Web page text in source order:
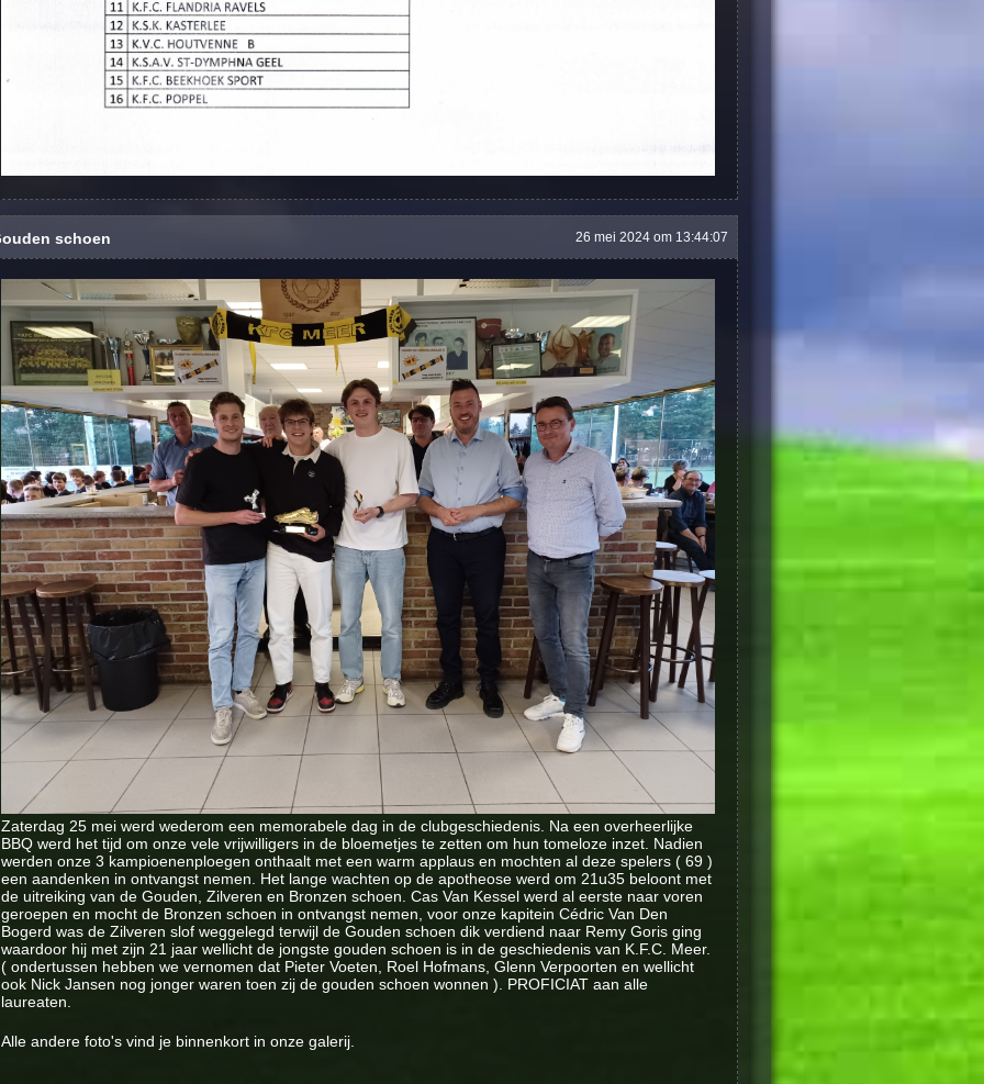
schoen 26 mei 2024 om 13:44:07
Zaterdag 25 mei werd wederom een memorabele dag in de clubgeschiedenis. Na een overheerlijke
BBQ werd het tijd om onze vele vrijwilligers in de bloemetjes te zetten om hun tomeloze inzet. Nadien
werden onze 3 kampioenenploegen onthaalt met een warm applaus en mochten al deze spelers ( 69 )
een aandenken in ontvangst nemen. Het lange wachten op de apotheose werd om 21u35 beloont met
de uitreiking van de Gouden, Zilveren en Bronzen schoen. Cas Van Kessel werd al eerste naar voren
geroepen en mocht de Bronzen schoen in ontvangst nemen, voor onze kapitein Cédric Van Den
Bogerd was de Zilveren slof weggelegd terwijl de Gouden schoen dik verdiend naar Remy Goris ging
waardoor hij met zijn 21 jaar wellicht de jongste gouden schoen is in de geschiedenis van K.F.C. Meer.
( ondertussen hebben we vernomen dat Pieter Voeten, Roel Hofmans, Glenn Verpoorten en wellicht
ook Nick Jansen nog jonger waren toen zij de gouden schoen wonnen ). PROFICIAT aan alle
laureaten.
Alle andere foto's vind je binnenkort in onze galerij.